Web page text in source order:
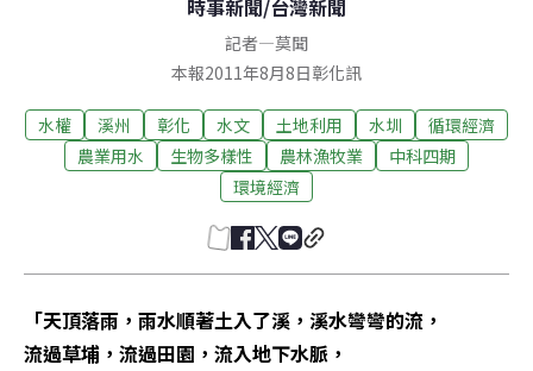
時事新聞/台灣新聞
記者—莫聞
本報2011年8月8日彰化訊
水權 溪州 彰化 水文 土地利用 水圳
循環經濟
農業用水
生物多樣性 農林漁牧業
中科四期
環境經濟
「天頂落雨，雨水順著土入了溪，溪水彎彎的流，
流過草埔，流過田園，流入地下水脈，